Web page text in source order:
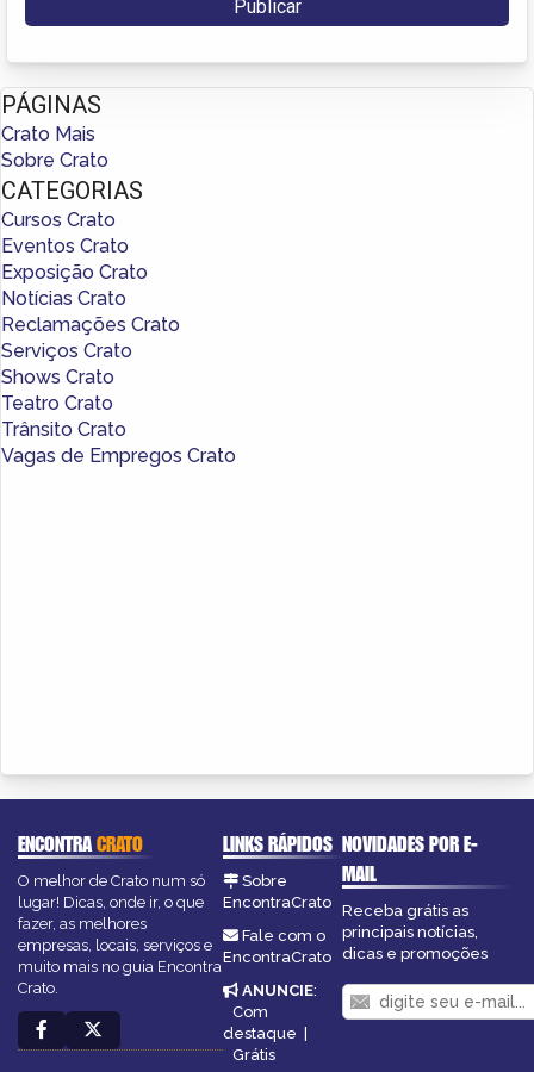
PÁGINAS
Crato Mais
Sobre Crato
CATEGORIAS
Cursos Crato
Eventos Crato
Exposição Crato
Notícias Crato
Reclamações Crato
Serviços Crato
Shows Crato
Teatro Crato
Trânsito Crato
Vagas de Empregos Crato
ENCONTRACRATO
O melhor de Crato num só
lugar! Dicas, onde ir, o que
fazer, as melhores
empresas, locais, serviços e
muito mais no guia Encontra
Crato.
LINKS RÁPIDOS
Sobre
EncontraCrato
Fale com o
EncontraCrato
ANUNCIE:
Com
destaque
Grátis
NOVIDADES POR E-
MAIL
Receba grátis as
principais notícias,
dicas e promoções